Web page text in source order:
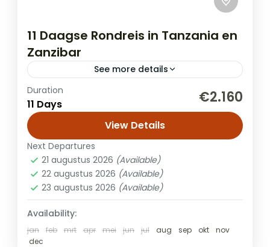
11 Daagse Rondreis in Tanzania en
Zanzibar
See more details
Combineer de hoogtepunten van een
onvergetelijke safari in Noord-Tanzania
met een paar dagen heerlijk ontspannen
op Zanzibar. Geniet van een privé-avontuur
in de mooiste nationale...
Safari + Zanzibar
Duration
11 Days €2.160
View Details
Next Departures
21 augustus 2026 (Available)
22 augustus 2026 (Available)
23 augustus 2026 (Available)
Availability:
jan feb mrt apr mei jun jul aug sep okt
nov
dec